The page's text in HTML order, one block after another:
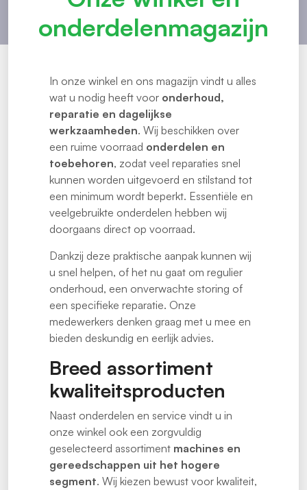
onderdelenmagazijn
In onze winkel en ons magazijn vindt u alles
wat u nodig heeft voor onderhoud,
reparatie en dagelijkse
werkzaamheden. Wij beschikken over
een ruime voorraad onderdelen en
toebehoren, zodat veel reparaties snel
kunnen worden uitgevoerd en stilstand tot
een minimum wordt beperkt. Essentiële en
veelgebruikte onderdelen hebben wij
doorgaans direct op voorraad.
Dankzij deze praktische aanpak kunnen wij
u snel helpen, of het nu gaat om regulier
onderhoud, een onverwachte storing of
een specifieke reparatie. Onze
medewerkers denken graag met u mee en
bieden deskundig en eerlijk advies.
Breed assortiment
kwaliteitsproducten
Naast onderdelen en service vindt u in
onze winkel ook een zorgvuldig
geselecteerd assortiment machines en
gereedschappen uit het hogere
segment. Wij kiezen bewust voor kwaliteit,